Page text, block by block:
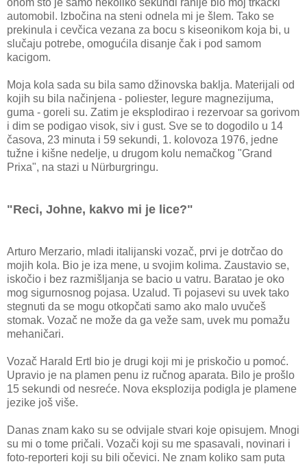
onom što je samo nekoliko sekundi ranije bio moj trkački
automobil. Izbočina na steni odnela mi je šlem. Tako se
prekinula i cevčica vezana za bocu s kiseonikom koja bi, u
slučaju potrebe, omogućila disanje čak i pod samom
kacigom.
Moja kola sada su bila samo džinovska baklja. Materijali od
kojih su bila načinjena - poliester, legure magnezijuma,
guma - goreli su. Zatim je eksplodirao i rezervoar sa gorivom
i dim se podigao visok, siv i gust. Sve se to dogodilo u 14
časova, 23 minuta i 59 sekundi, 1. kolovoza 1976, jedne
tužne i kišne nedelje, u drugom kolu nemačkog "Grand
Prixa", na stazi u Nürburgringu.
"Reci, Johne, kakvo mi je lice?"
Arturo Merzario, mladi italijanski vozač, prvi je dotrčao do
mojih kola. Bio je iza mene, u svojim kolima. Zaustavio se,
iskočio i bez razmišljanja se bacio u vatru. Baratao je oko
mog sigurnosnog pojasa. Uzalud. Ti pojasevi su uvek tako
stegnuti da se mogu otkopčati samo ako malo uvučeš
stomak. Vozač ne može da ga veže sam, uvek mu pomažu
mehaničari.
Vozač Harald Ertl bio je drugi koji mi je priskočio u pomoć.
Upravio je na plamen penu iz ručnog aparata. Bilo je prošlo
15 sekundi od nesreće. Nova eksplozija podigla je plamene
jezike još više.
Danas znam kako su se odvijale stvari koje opisujem. Mnogi
su mi o tome pričali. Vozači koji su me spasavali, novinari i
foto-reporteri koji su bili očevici. Ne znam koliko sam puta